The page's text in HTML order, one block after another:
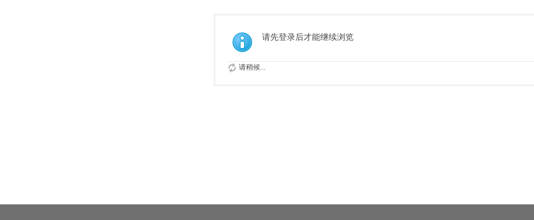
请先登录后才能继续浏览
请稍候...